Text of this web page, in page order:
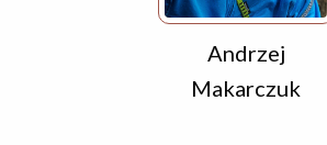
Andrzej
Makarczuk